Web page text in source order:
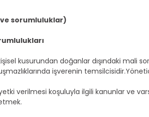
ve sorumluluklar)
kusurundan doğanlar dışındaki mali
işverenin
verilmesi koşuluyla ilgili kanunlar ve